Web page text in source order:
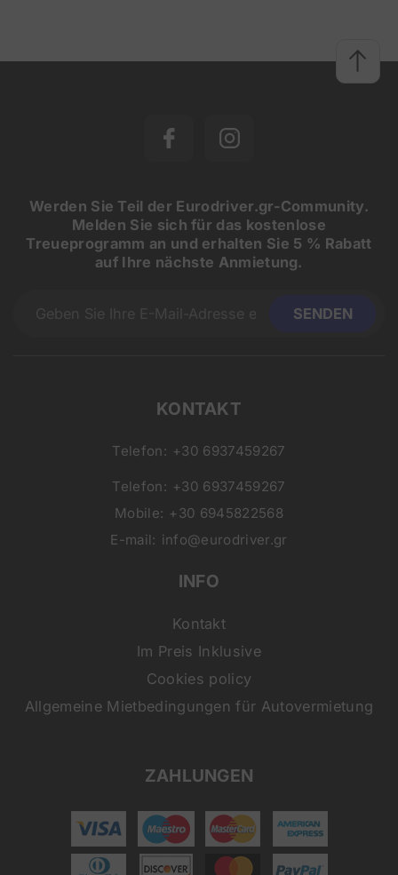
Werden Sie Teil der Eurodriver.gr-Community.
Melden Sie sich für das kostenlose
Treueprogramm an und erhalten Sie 5 % Rabatt
auf Ihre nächste Anmietung.
KONTAKT
Telefon: +30 6937459267
Telefon: +30 6937459267
Mobile: +30 6945822568
E-mail: info@eurodriver.gr
INFO
Kontakt
Im Preis Inklusive
Cookies policy
Allgemeine Mietbedingungen für Autovermietung
ZAHLUNGEN